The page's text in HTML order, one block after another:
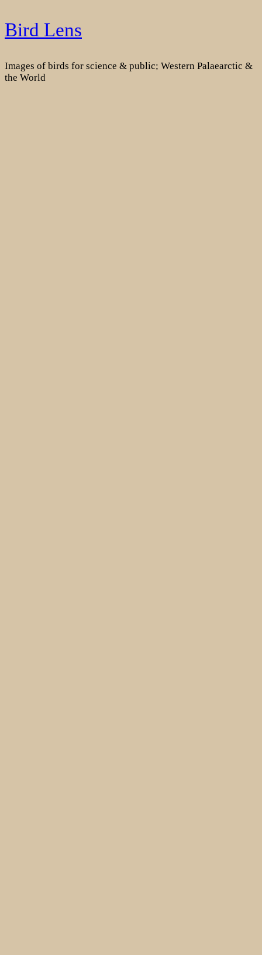
Skip
to
Bird Lens
Images of birds for science & public; Western Palaearctic &
the World